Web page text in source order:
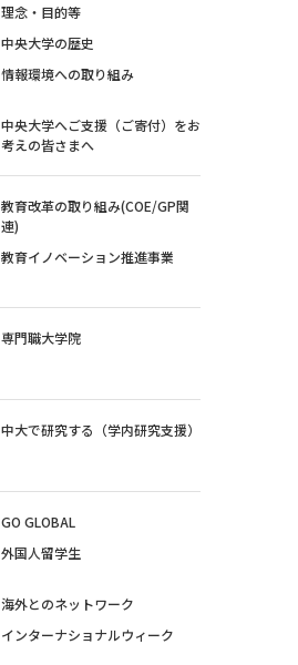
理念・目的等
中央大学の歴史
情報環境への取り組み
中央大学へご支援（ご寄付）をお
考えの皆さまへ
教育改革の取り組み(COE/GP関
連)
教育イノベーション推進事業
専門職大学院
中大で研究する（学内研究支援）
GO GLOBAL
外国人留学生
海外とのネットワーク
インターナショナルウィーク